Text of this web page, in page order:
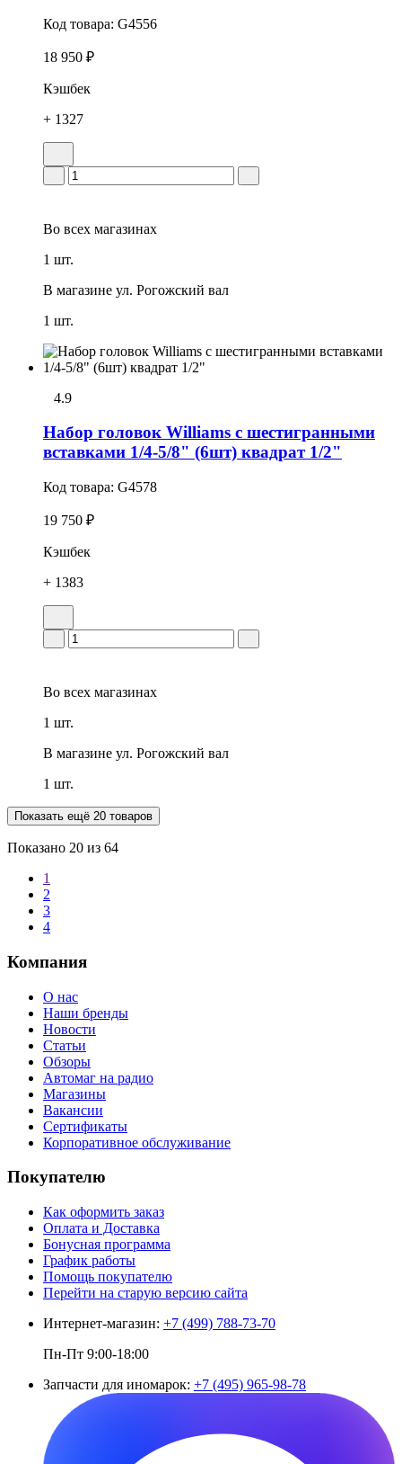
Код товара: G4556
18 950 ₽
Кэшбек
+ 1327
Во всех магазинах
1 шт.
В магазине ул. Рогожский вал
1 шт.
4.9
Набор головок Williams с шестигранными
вставками 1/4-5/8" (6шт) квадрат 1/2"
Код товара: G4578
19 750 ₽
Кэшбек
+ 1383
Во всех магазинах
1 шт.
В магазине ул. Рогожский вал
1 шт.
Показать ещё 20 товаров
Показано 20 из 64
1
2
3
4
Компания
О нас
Наши бренды
Новости
Статьи
Обзоры
Автомаг на радио
Магазины
Вакансии
Сертификаты
Корпоративное обслуживание
Покупателю
Как оформить заказ
Оплата и Доставка
Бонусная программа
График работы
Помощь покупателю
Перейти на старую версию сайта
Интернет-магазин: +7 (499) 788-73-70
Пн-Пт 9:00-18:00
Запчасти для иномарок: +7 (495) 965-98-78